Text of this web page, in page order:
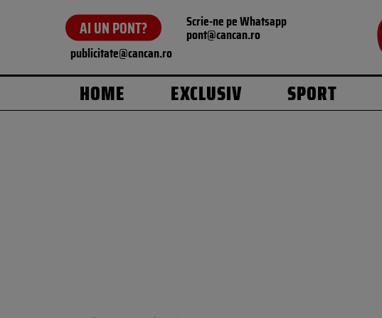
AI UN PONT? Scrie-ne pe Whatsapp
pont@cancan.ro
publicitate@cancan.ro
HOME EXCLUSIV SPORT